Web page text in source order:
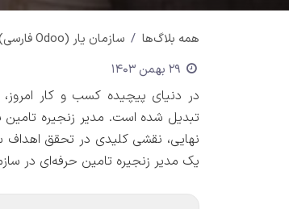
همه بلاگ‌ها سازمان یار (Odoo فارسی)
29 بهمن 1403
در دنیای پیچیده کسب و کار
تبدیل شده است. مدیر زنجیره تامین
نهایی، نقشی کلیدی در تحقق اهداف
یک مدیر زنجیره تامین حرفه‌ای در